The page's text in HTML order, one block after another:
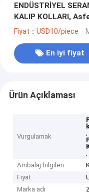
ENDÜSTRİYEL
KALIP KOLLARI,
şekillendirme kalıbı
Fiyat：USD10/piece
En iyi fiyat
Ürün Açıklaması
Vurgulamak
,
,
Ambalaj bilgileri
Fiyat
Marka adı